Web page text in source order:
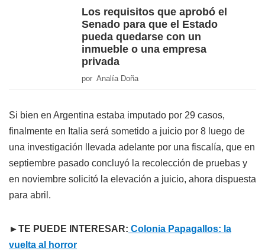
Los requisitos que aprobó el
Senado para que el Estado
pueda quedarse con un
inmueble o una empresa
privada
por Analía Doña
Si bien en Argentina estaba imputado por 29 casos,
finalmente en Italia será sometido a juicio por 8 luego de
una investigación llevada adelante por una fiscalía, que en
septiembre pasado concluyó la recolección de pruebas y
en noviembre solicitó la elevación a juicio, ahora dispuesta
para abril.
►TE PUEDE INTERESAR: Colonia Papagallos: la
vuelta al horror